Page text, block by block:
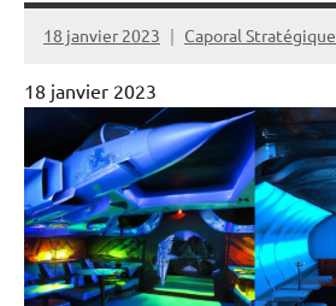
18 janvier 2023 Caporal Stratégique
18 janvier 2023